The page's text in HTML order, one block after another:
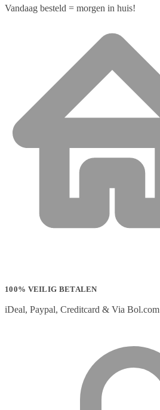
Vandaag besteld = morgen in huis!
100% VEILIG BETALEN
iDeal, Paypal, Creditcard & Via Bol.com